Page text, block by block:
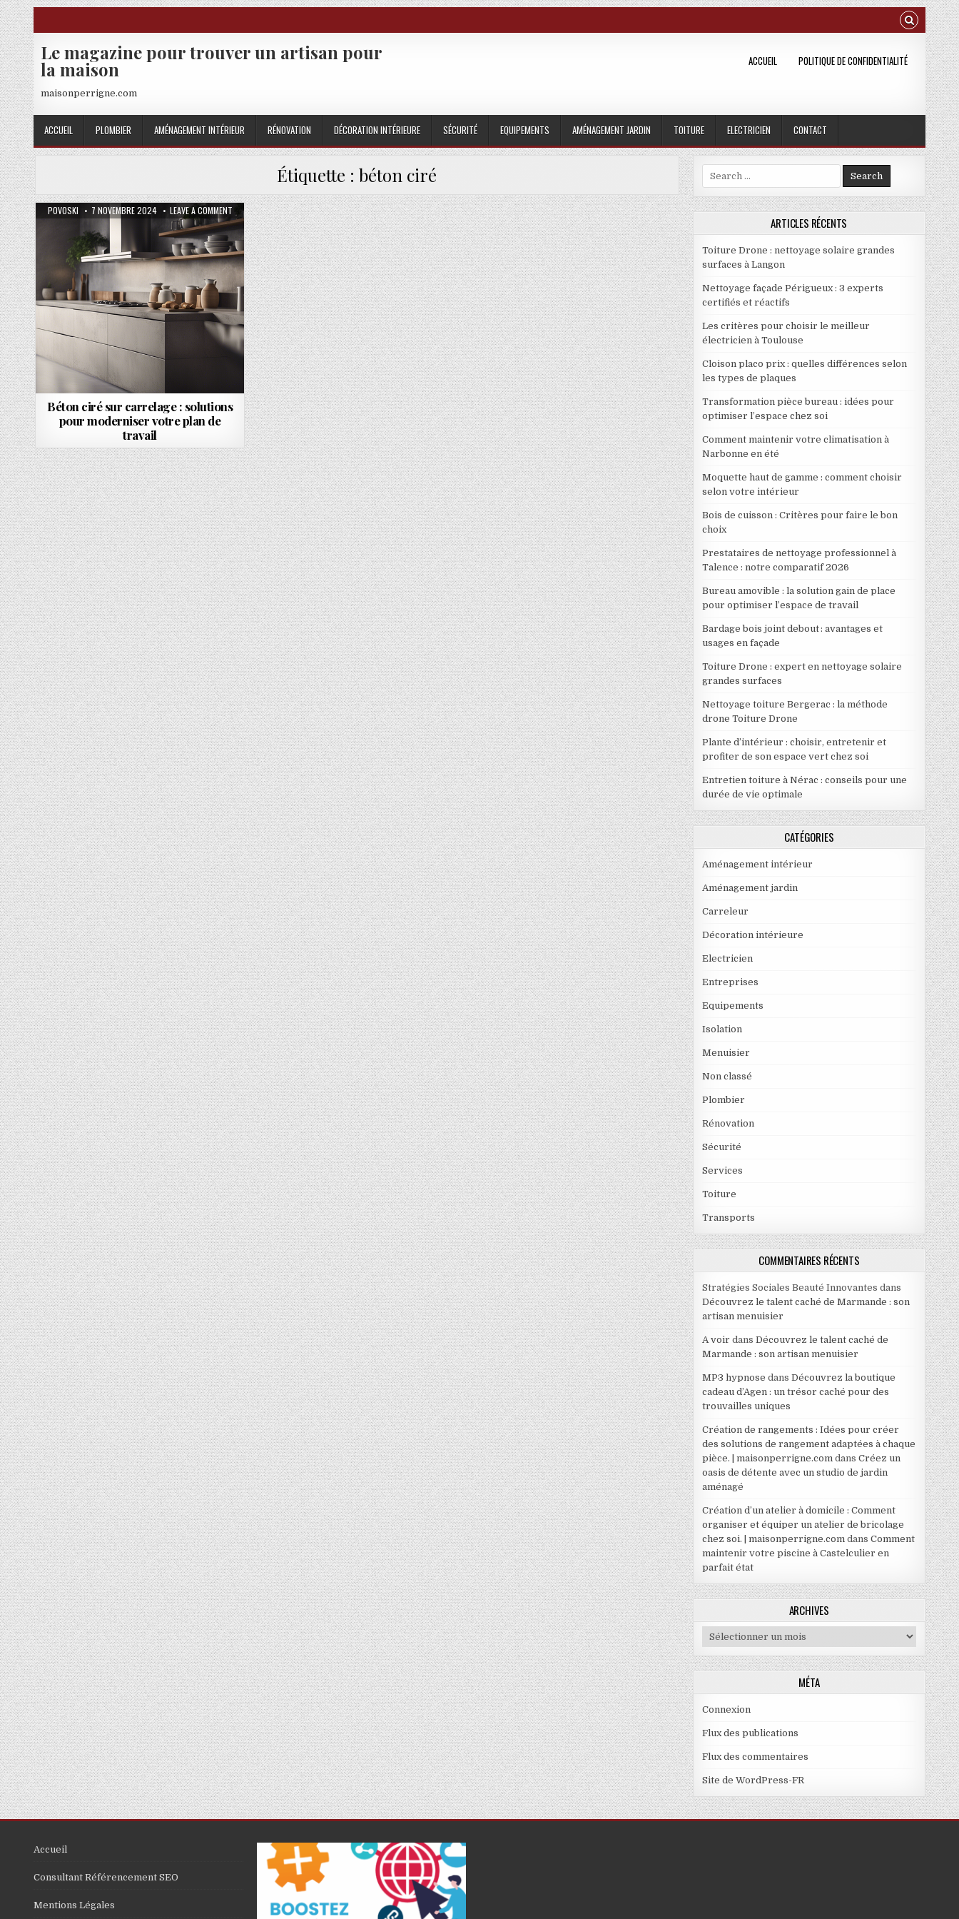
Skip to content
Le magazine pour trouver un artisan pour
la maison
maisonperrigne.com
ACCUEIL POLITIQUE DE CONFIDENTIALITÉ
ACCUEIL PLOMBIER AMÉNAGEMENT INTÉRIEUR RÉNOVATION DÉCORATION INTÉRIEURE SÉCURITÉ EQUIPEMENTS AMÉNAGEMENT JARDIN TOITURE ELECTRICIEN CONTACT
Étiquette :béton ciré
AUTHOR:
POVOSKI PUBLISHED DATE:
7 NOVEMBRE 2024 LEAVE A COMMENTON BÉTON CIRÉ SUR CARRELAGE : SOLUTIONS POUR MODERNISER VOTRE PLAN DE TRAVAIL
Béton ciré sur carrelage : solutions
pour moderniser votre plan de
travail
Search for:
ARTICLES RÉCENTS
Toiture Drone : nettoyage solaire grandes
surfaces à Langon
Nettoyage façade Périgueux : 3 experts
certifiés et réactifs
Les critères pour choisir le meilleur
électricien à Toulouse
Cloison placo prix : quelles différences selon
les types de plaques
Transformation pièce bureau : idées pour
optimiser l’espace chez soi
Comment maintenir votre climatisation à
Narbonne en été
Moquette haut de gamme : comment choisir
selon votre intérieur
Bois de cuisson : Critères pour faire le bon
choix
Prestataires de nettoyage professionnel à
Talence : notre comparatif 2026
Bureau amovible : la solution gain de place
pour optimiser l’espace de travail
Bardage bois joint debout : avantages et
usages en façade
Toiture Drone : expert en nettoyage solaire
grandes surfaces
Nettoyage toiture Bergerac : la méthode
drone Toiture Drone
Plante d’intérieur : choisir, entretenir et
profiter de son espace vert chez soi
Entretien toiture à Nérac : conseils pour une
durée de vie optimale
CATÉGORIES
Aménagement intérieur
Aménagement jardin
Carreleur
Décoration intérieure
Electricien
Entreprises
Equipements
Isolation
Menuisier
Non classé
Plombier
Rénovation
Sécurité
Services
Toiture
Transports
COMMENTAIRES RÉCENTS
Stratégies Sociales Beauté Innovantes dans
Découvrez le talent caché de Marmande : son
artisan menuisier
A voir dans Découvrez le talent caché de
Marmande : son artisan menuisier
MP3 hypnose dans Découvrez la boutique
cadeau d’Agen : un trésor caché pour des
trouvailles uniques
Création de rangements : Idées pour créer
des solutions de rangement adaptées à chaque
pièce. | maisonperrigne.comdans Créez un
oasis de détente avec un studio de jardin
aménagé
Création d’un atelier à domicile : Comment
organiser et équiper un atelier de bricolage
chez soi. | maisonperrigne.comdans Comment
maintenir votre piscine à Castelculier en
parfait état
ARCHIVES
Archives
MÉTA
Connexion
Flux des publications
Flux des commentaires
Site de WordPress-FR
Accueil
Consultant Référencement SEO
Mentions Légales